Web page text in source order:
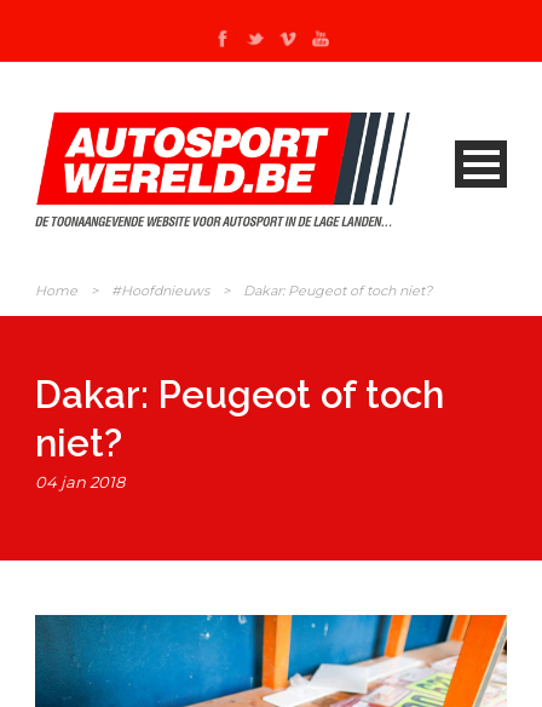
Home > #Hoofdnieuws > Dakar: Peugeot of toch niet?
Dakar: Peugeot of toch
niet?
04 jan 2018